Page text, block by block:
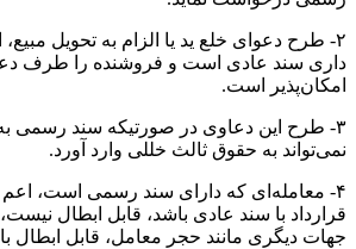
۲- طرح دعوای خلع ید یا الزام به تحویل
داری سند عادی است و فروشنده را طرف
امکان‌پذیر است.
۳- طرح این دعاوی در صورتیکه سند رسمی
نمی‌تواند به حقوق ثالث خللی وارد آورد.
۴- معامله‌ای که دارای سند رسمی است، اعم
قرارداد با سند عادی باشد، قابل‌ ابطال
جهات دیگری مانند حجر معامل، قابل‌ ابطال